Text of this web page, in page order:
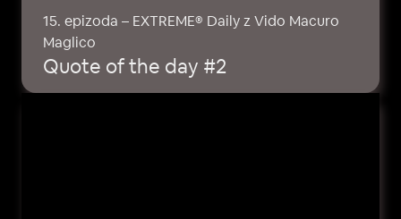
15. epizoda – EXTREME® Daily z Vido Macuro
Maglico
Quote of the day #2